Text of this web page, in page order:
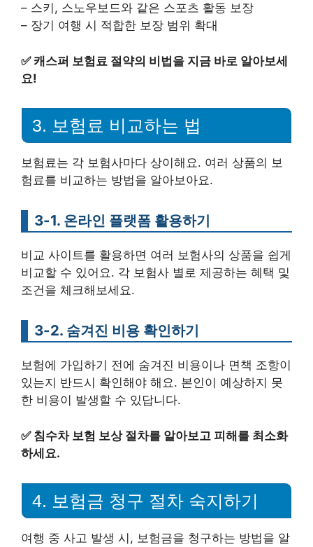
– 스키, 스노우보드와 같은 스포츠 활동 보장
– 장기 여행 시 적합한 보장 범위 확대
✅캐스퍼 보험료 절약의 비법을 지금 바로 알아보세
요!
3. 보험료 비교하는 법
보험료는 각 보험사마다 상이해요. 여러 상품의 보
험료를 비교하는 방법을 알아보아요.
3-1. 온라인 플랫폼 활용하기
비교 사이트를 활용하면 여러 보험사의 상품을 쉽게
비교할 수 있어요. 각 보험사 별로 제공하는 혜택 및
조건을 체크해보세요.
3-2. 숨겨진 비용 확인하기
보험에 가입하기 전에 숨겨진 비용이나 면책 조항이
있는지 반드시 확인해야 해요. 본인이 예상하지 못
한 비용이 발생할 수 있답니다.
✅ 침수차 보험 보상 절차를 알아보고 피해를 최소화
하세요.
4. 보험금 청구 절차 숙지하기
여행 중 사고 발생 시, 보험금을 청구하는 방법을 알